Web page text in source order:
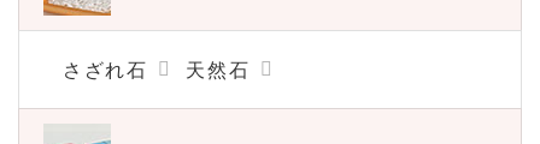
さざれ石 天然石